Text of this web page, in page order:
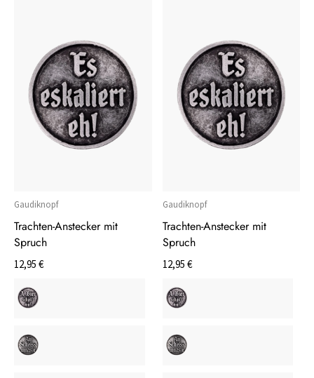
Gaudiknopf
Trachten-Anstecker mit
Spruch
12,95 €
Gaudiknopf
Trachten-Anstecker mit
Spruch
12,95 €